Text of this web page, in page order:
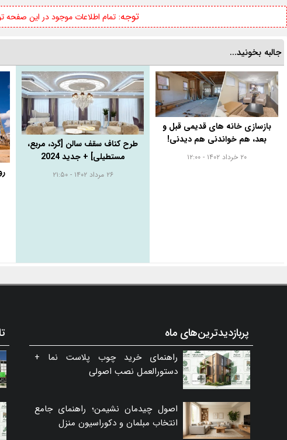
توجه:تمام اطلاعات موجود در این
جالبه بخونید...
بازسازی خانه های قدیمی قبل و
بعد، هم خواندنی هم دیدنی!
۲۰ خرداد ۱۴۰۲ - ۱۲:۰۰
طرح کناف سقف سالن [گرد، مربع،
مستطیلی] + جدید 2024
۲۶ مرداد ۱۴۰۲ - ۲۱:۵۰
پربازدیدترین‌های ماه
راهنمای خرید چوب پلاست نما +
دستورالعمل نصب اصولی
اصول چیدمان نشیمن؛ راهنمای جامع
انتخاب مبلمان و دکوراسیون منزل